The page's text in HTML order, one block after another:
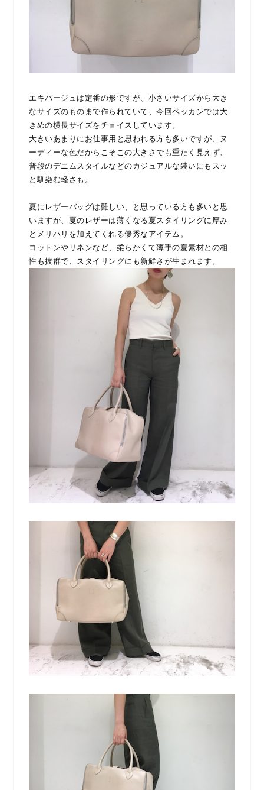
エキパージュは定番の形ですが、小さいサイズから大き
なサイズのものまで作られていて、今回ベッカンでは大
きめの横長サイズをチョイスしています。
大きいあまりにお仕事用と思われる方も多いですが、ヌ
ーディーな色だからこそこの大きさでも重たく見えず、
普段のデニムスタイルなどのカジュアルな装いにもスッ
と馴染む軽さも。
夏にレザーバッグは難しい、と思っている方も多いと思
いますが、夏のレザーは薄くなる夏スタイリングに厚み
とメリハリを加えてくれる優秀なアイテム。
コットンやリネンなど、柔らかくて薄手の夏素材との相
性も抜群で、スタイリングにも新鮮さが生まれます。